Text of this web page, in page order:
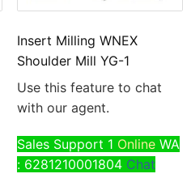
Insert Milling WNEX
Shoulder Mill YG-1
Use this feature to chat
with our agent.
Sales Support 1 Online WA
: 6281210001804 Chat